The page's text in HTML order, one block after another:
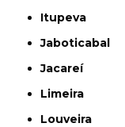
Itupeva
Jaboticabal
Jacareí
Limeira
Louveira